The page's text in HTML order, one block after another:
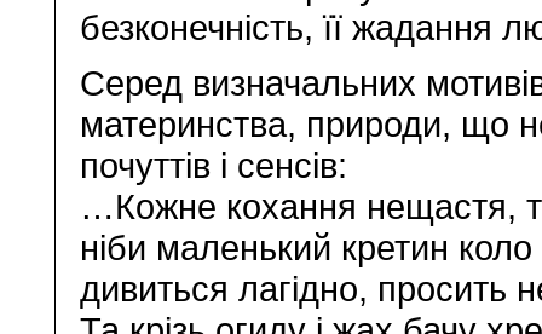
безконечність, її жадання
Серед визначальних
материнства, природи, що
почуттів і сенсів:
…Кожне кохання нещастя,
ніби маленький кретин коло
дивиться лагідно, просить